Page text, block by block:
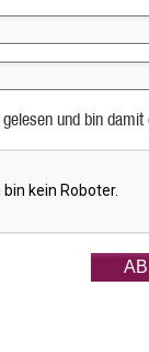
gelesen und bin